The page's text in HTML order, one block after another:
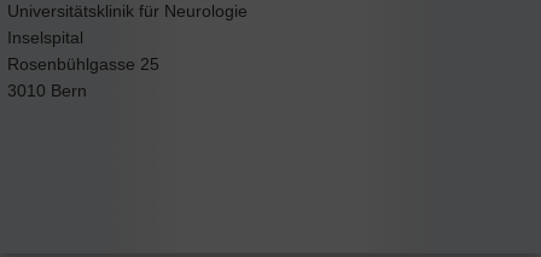
Universitätsklinik für Neurologie
Inselspital
Rosenbühlgasse 25
3010 Bern